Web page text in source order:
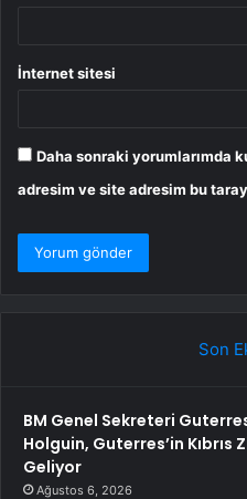
İnternet sitesi
Daha sonraki yorumlarımda
adresim ve site adresim bu
Son
BM Genel Sekreteri
Holguin, Guterres’in
Geliyor
Ağustos 6, 2026